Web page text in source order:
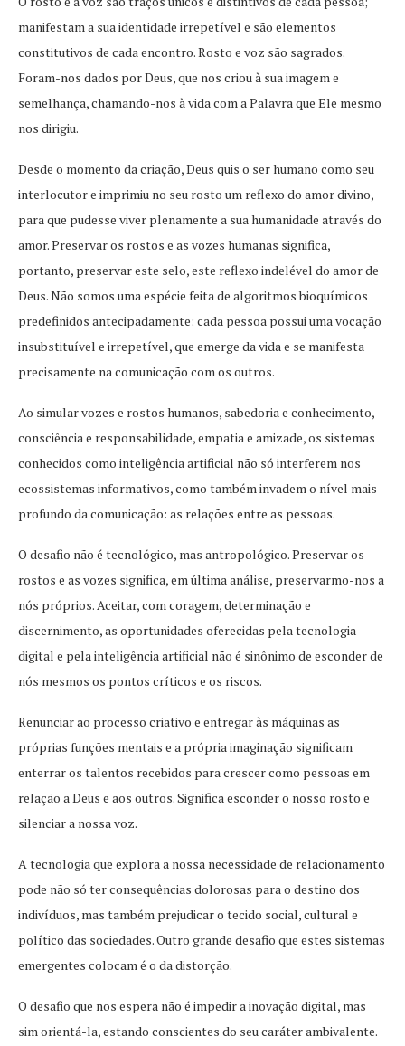
manifestam a sua identidade irrepetível e são elementos
constitutivos de cada encontro. Rosto e voz são sagrados.
Foram-nos dados por Deus, que nos criou à sua imagem e
semelhança, chamando-nos à vida com a Palavra que Ele mesmo
nos dirigiu.
Desde o momento da criação, Deus quis o ser humano como seu
interlocutor e imprimiu no seu rosto um reflexo do amor divino,
para que pudesse viver plenamente a sua humanidade através do
amor. Preservar os rostos e as vozes humanas significa,
portanto, preservar este selo, este reflexo indelével do amor de
Deus. Não somos uma espécie feita de algoritmos bioquímicos
predefinidos antecipadamente: cada pessoa possui uma vocação
insubstituível e irrepetível, que emerge da vida e se manifesta
precisamente na comunicação com os outros.
Ao simular vozes e rostos humanos, sabedoria e conhecimento,
consciência e responsabilidade, empatia e amizade, os sistemas
conhecidos como inteligência artificial não só interferem nos
ecossistemas informativos, como também invadem o nível mais
profundo da comunicação: as relações entre as pessoas.
O desafio não é tecnológico, mas antropológico. Preservar os
rostos e as vozes significa, em última análise, preservarmo-nos a
nós próprios. Aceitar, com coragem, determinação e
discernimento, as oportunidades oferecidas pela tecnologia
digital e pela inteligência artificial não é sinônimo de esconder de
nós mesmos os pontos críticos e os riscos.
Renunciar ao processo criativo e entregar às máquinas as
próprias funções mentais e a própria imaginação significam
enterrar os talentos recebidos para crescer como pessoas em
relação a Deus e aos outros. Significa esconder o nosso rosto e
silenciar a nossa voz.
A tecnologia que explora a nossa necessidade de relacionamento
pode não só ter consequências dolorosas para o destino dos
indivíduos, mas também prejudicar o tecido social, cultural e
político das sociedades. Outro grande desafio que estes sistemas
emergentes colocam é o da distorção.
O desafio que nos espera não é impedir a inovação digital, mas
sim orientá-la, estando conscientes do seu caráter ambivalente.